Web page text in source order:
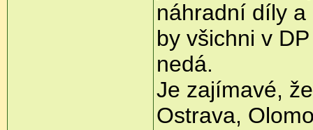
náhradní díly a
by všichni v
nedá.
Je zajímavé,
Ostrava,